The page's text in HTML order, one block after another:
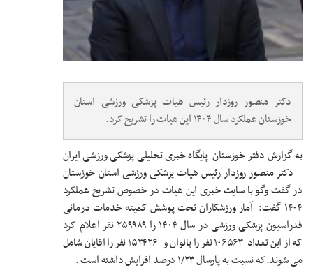
دکتر منصور روزدار رئیس هیات پزشکی ورزشی استان
خوزستان عملکرد سال ۱۴۰۴ این هیات را تشریح کرد.
به گزارش دفتر خوزستان پایگاه خبری تحلیلی پزشکی ورزشی ایران
_ دکتر منصور روزدار رئیس هیات پزشکی ورزشی استان خوزستان
در گفت وگو با سایت خبری این هیات در خصوص تشریخ عملکرد
۱۴۰۴ گفت: آمار ورزشکاران تحت پوشش کمیته خدمات درمانی
فدراسیون پزشکی ورزشی در سال ۱۴۰۴ را ۲۵۹۹۸۹ نفر اعلام کرد
که از این تعداد ۱۰۶۵۶۳ نفر را بانوان و ۱۵۳۴۲۶ نفر را اقایان شامل
می شوند.که نسبت به پارسال ۱/۲۳ درصد افزایش داشته است .